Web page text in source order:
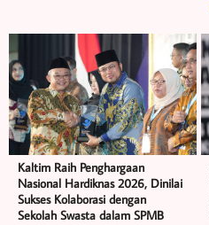
Kaltim Raih Penghargaan
Nasional Hardiknas 2026, Dinilai
Sukses Kolaborasi dengan
Sekolah Swasta dalam SPMB